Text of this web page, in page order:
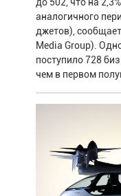
до 502, что на
аналогичного
джетов),
Media Group).
поступило 728
чем в первом